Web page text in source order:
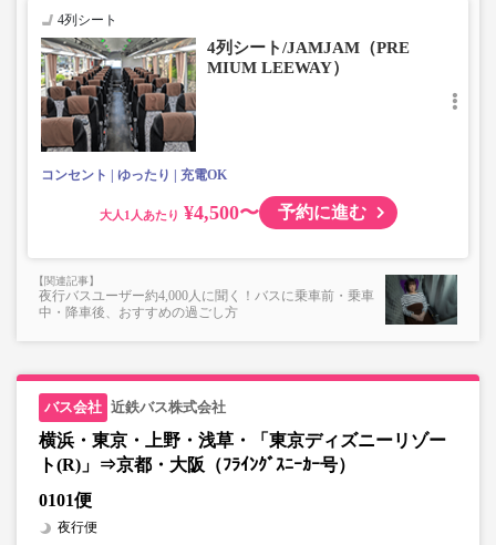
・3辺合計160cm以内、かつ10kg以下のものをおひとり様1
■お預かりできない荷物（貴重品以外は車内持ち込みも不
可）
楽器・自転車（折りたたみ含む）・ボード等の大きな荷
物、壊れ物、危険物、貴重品、ペット、
上記「トランクにてお預かりできる荷物」の条件を満たさ
4列シート
4列シート/JAMJAM（PRE
MIUM LEEWAY）
コンセント ゆったり 充電OK
大人 ¥4,500〜 予約に進む
夜行バスユーザー約4,000人に聞く！バスに乗車前・乗車
中・降車後、おすすめの過ごし方
近鉄バス株式会社
横浜・東京・上野・浅草・「東京ディズニーリゾー
ト(R)」⇒京都・大阪（ﾌﾗｲﾝｸﾞｽﾆｰｶｰ号）
0101便
夜行便